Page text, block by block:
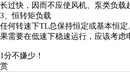
长过快，因而不应使风机、泵类负载
3、恒转矩负载
任何转速下TL总保持恒定或基本恒
果需要在低速下稳速运行，应该考
1分不嫌少！
赏